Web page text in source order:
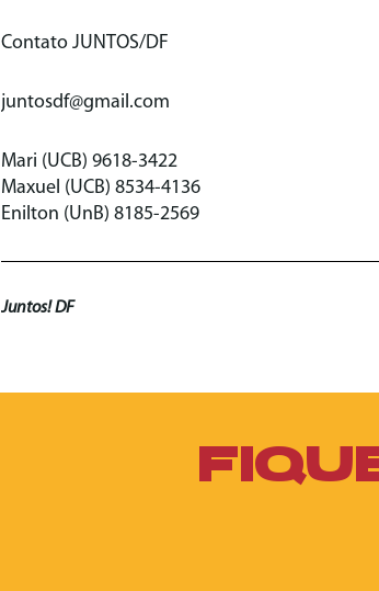
Contato JUNTOS/DF
juntosdf@gmail.com
Mari (UCB) 9618-3422
Maxuel (UCB) 8534-4136
Enilton (UnB) 8185-2569
Juntos! DF